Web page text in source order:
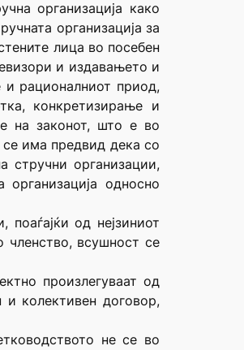
организација како
организација за
лица во посебен
и издавањето и
рационалниот приод,
конкретизирање и
на законот, што е во
се има предвид дека со
стручни организации,
односно
од нејзиниот
всушност се
произлегуваат од
колективен договор,
не се во